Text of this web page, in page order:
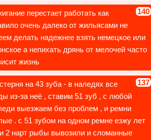
140
перестает работать как
очень далеко от жильясами не
делать надежнее взять немецкое или
а непихать дрянь от мелочей часто
жизнь
137
на 43 зуба - в наледях все
из-за неё , ставим 51 зуб , с любой
выезжаем без проблем , и ремни
. с 51 зубом на одном ремне езжу лет
2 нарт рыбы вывозили и сломанные